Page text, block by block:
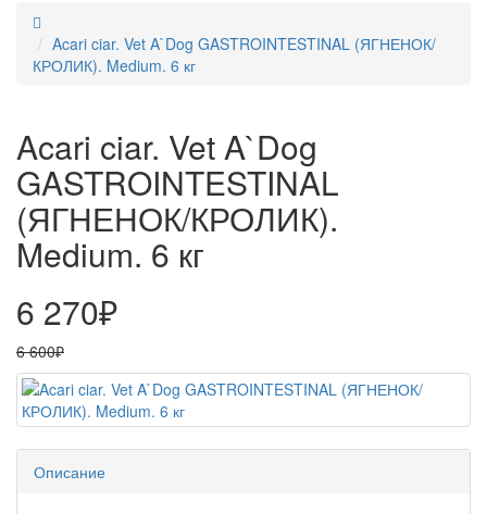
Acari ciar. Vet A`Dog GASTROINTESTINAL (ЯГНЕНОК/
КРОЛИК). Medium. 6 кг
Acari ciar. Vet A`Dog
GASTROINTESTINAL
(ЯГНЕНОК/КРОЛИК).
Medium. 6 кг
6 270₽
6 600₽
Описание